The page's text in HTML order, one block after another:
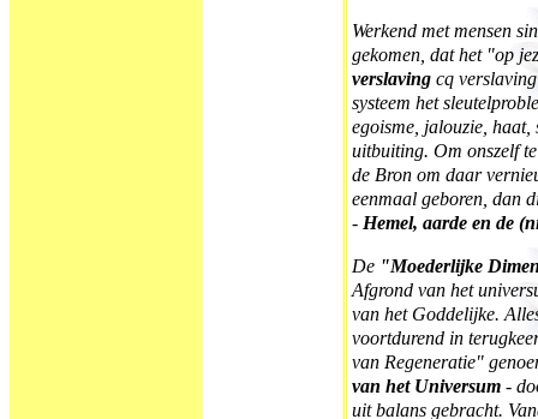
Werkend met mensen
gekomen, dat het "op
verslaving cq
systeem het
egoisme, jalouzie,
uitbuiting. Om onszelf
de Bron om daar
eenmaal geboren, dan
- Hemel, aarde en de
De "Moederlijke
Afgrond van het
van het Goddelijke.
voortdurend in
van Regeneratie"
van het Universum -
uit balans gebracht.